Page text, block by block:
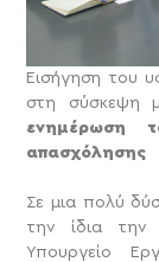
Εισήγηση του
στη σύσκεψη
ενημέρωση
απασχόλησης
Σε μια πολύ
την ίδια
Υπουργείο